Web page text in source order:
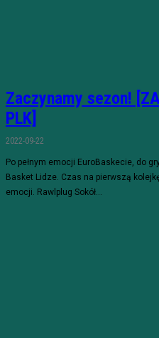
Zaczynamy sezon!
PLK]
2022-09-22
Po pełnym emocji EuroBaskecie, do
Basket Lidze. Czas na pierwszą
emocji. Rawlplug Sokół...